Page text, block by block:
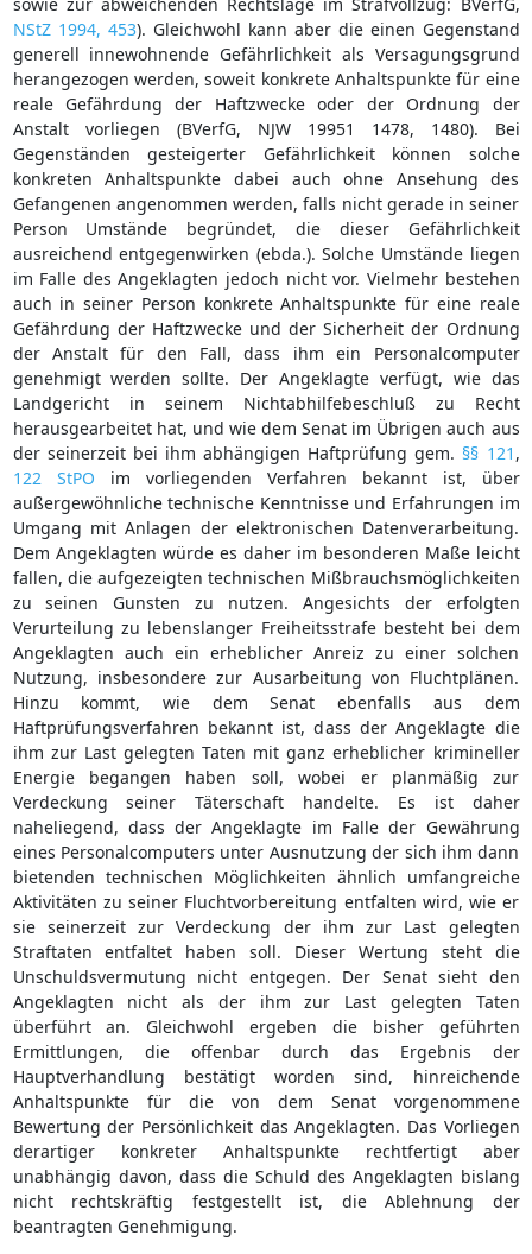
NStZ 1994, 453). Gleichwohl kann aber die einen Gegenstand
generell innewohnende Gefährlichkeit als Versagungsgrund
herangezogen werden, soweit konkrete Anhaltspunkte für eine
reale Gefährdung der Haftzwecke oder der Ordnung der
Anstalt vorliegen (BVerfG, NJW 19951 1478, 1480). Bei
Gegenständen gesteigerter Gefährlichkeit können solche
konkreten Anhaltspunkte dabei auch ohne Ansehung des
Gefangenen angenommen werden, falls nicht gerade in seiner
Person Umstände begründet, die dieser Gefährlichkeit
ausreichend entgegenwirken (ebda.). Solche Umstände liegen
im Falle des Angeklagten jedoch nicht vor. Vielmehr bestehen
auch in seiner Person konkrete Anhaltspunkte für eine reale
Gefährdung der Haftzwecke und der Sicherheit der Ordnung
der Anstalt für den Fall, dass ihm ein Personalcomputer
genehmigt werden sollte. Der Angeklagte verfügt, wie das
Landgericht in seinem Nichtabhilfebeschluß zu Recht
herausgearbeitet hat, und wie dem Senat im Übrigen auch aus
der seinerzeit bei ihm abhängigen Haftprüfung gem. §§ 121 ,
122 StPO im vorliegenden Verfahren bekannt ist, über
außergewöhnliche technische Kenntnisse und Erfahrungen im
Umgang mit Anlagen der elektronischen Datenverarbeitung.
Dem Angeklagten würde es daher im besonderen Maße leicht
fallen, die aufgezeigten technischen Mißbrauchsmöglichkeiten
zu seinen Gunsten zu nutzen. Angesichts der erfolgten
Verurteilung zu lebenslanger Freiheitsstrafe besteht bei dem
Angeklagten auch ein erheblicher Anreiz zu einer solchen
Nutzung, insbesondere zur Ausarbeitung von Fluchtplänen.
Hinzu kommt, wie dem Senat ebenfalls aus dem
Haftprüfungsverfahren bekannt ist, dass der Angeklagte die
ihm zur Last gelegten Taten mit ganz erheblicher krimineller
Energie begangen haben soll, wobei er planmäßig zur
Verdeckung seiner Täterschaft handelte. Es ist daher
naheliegend, dass der Angeklagte im Falle der Gewährung
eines Personalcomputers unter Ausnutzung der sich ihm dann
bietenden technischen Möglichkeiten ähnlich umfangreiche
Aktivitäten zu seiner Fluchtvorbereitung entfalten wird, wie er
sie seinerzeit zur Verdeckung der ihm zur Last gelegten
Straftaten entfaltet haben soll. Dieser Wertung steht die
Unschuldsvermutung nicht entgegen. Der Senat sieht den
Angeklagten nicht als der ihm zur Last gelegten Taten
überführt an. Gleichwohl ergeben die bisher geführten
Ermittlungen, die offenbar durch das Ergebnis der
Hauptverhandlung bestätigt worden sind, hinreichende
Anhaltspunkte für die von dem Senat vorgenommene
Bewertung der Persönlichkeit das Angeklagten. Das Vorliegen
derartiger konkreter Anhaltspunkte rechtfertigt aber
unabhängig davon, dass die Schuld des Angeklagten bislang
nicht rechtskräftig festgestellt ist, die Ablehnung der
beantragten Genehmigung.